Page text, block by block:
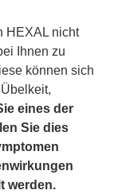
HEXAL nicht
Ihnen zu
können sich
eines der
Sie dies
werden.